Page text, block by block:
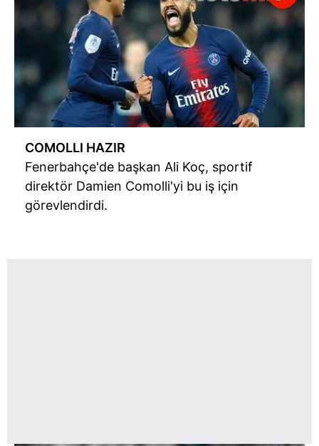
6698 sayılı Kişisel Verilerin Korunması Kanunu uyarınca
hazırlanmış Aydınlatma Metnimizi okumak ve sitemizde
ilgili mevzuata uygun olarak kullanılan çerezlerle ilgili bilgi
almak için lütfen tıklayınız.
COMOLLI HAZIR
Fenerbahçe'de başkan Ali Koç, sportif
direktör Damien Comolli'yi bu iş için
görevlendirdi.